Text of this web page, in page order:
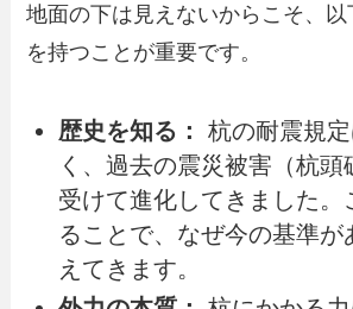
地面の下は見えないからこそ、以
を持つことが重要です。
歴史を知る：
杭の耐震規
く、過去の震災被害（杭頭
受けて進化してきました。
ることで、なぜ今の基準が
えてきます。